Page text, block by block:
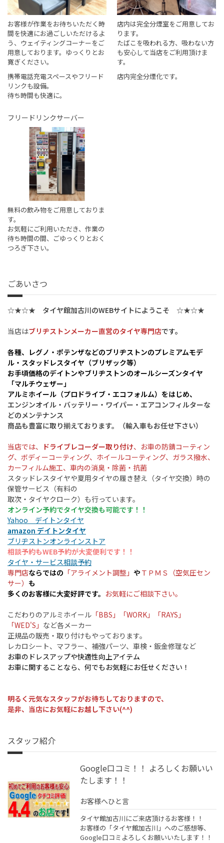
お客様が作業をお待ちいただく時
間を快適にお過ごしいただけるよ
う、ウェイティングコーナーをご
用意しております。ゆっくりとお
寛ぎください。
携帯電話充電スペースやフリード
リンクも設備。
待ち時間も快適に。
店内は完全分煙室をご用意してお
ります。
たばこを吸われる方、吸わない方
も安心して当店をご利用頂けま
す。
店内完全分煙化です。
フリードリンクサーバー
無料の飲み物をご用意しておりま
す。
お気軽にご利用いただき、作業の
待ち時間の間、ごゆっくりとおく
つろぎ下さい。
ごあいさつ
☆★☆★ タイヤ館加古川のWEBサイトにようこそ ☆★☆★
当店はブリヂストンメーカー直営のタイヤ専門店です。
各種、レグノ・ポテンザなどのブリヂストンのプレミアムモデ
ル・スタッドレスタイヤ（ブリザック等）
お手頃価格のデイトンやブリヂストンのオールシーズンタイヤ
「マルチウェザー」
アルミホイール（プロドライブ・エコフォルム）をはじめ、
エンジンオイル・バッテリー・ワイパー・エアコンフィルターな
どのメンテナンス
商品も豊富に取り揃えております。（輸入車もお任せ下さい）
当店では、 ドライブレコーダー取り付け、 お車の防錆コーティン
グ、ボディーコーティング、ホイールコーティング、ガラス撥水、
カーフィルム施工、車内の消臭・除菌・抗菌
スタッドレスタイヤや夏用タイヤの履き替え（タイヤ交換）時の
保管サービス（有料の
取次・タイヤクローク）も行っています。
オンライン予約でタイヤ交換も可能です！！
Yahoo デイトンタイヤ
amazon デイトンタイヤ
ブリヂストンオンラインストア
相談予約もWEB予約が大変便利です！！
タイヤ・サービス相談予約
専門店ならではの 「アライメント調整」 や ＴＰＭＳ（空気圧セン
サー） も
多くのお客様に大変好評です。 お気軽にご相談下さい。
こだわりのアルミホイール 「BBS」「WORK」「RAYS」
「WED'S」 など各メーカー
正規品の販売・取り付けもやっております。
レカロシート、マフラー、補強パーツ、車検・鈑金修理など
お車のドレスアップや快適性向上アイテム
お車に関することなら、何でもお気軽にお任せください！
明るく元気なスタッフがお待ちしておりますので、
是非、当店にお気軽にお越し下さい(^^)
スタッフ紹介
Google口コミ！！ よろしくお願いい
たします！！
お客様へひと言
タイヤ館加古川にご来店頂けるお客様！！
お客様の「タイヤ館加古川」へのご感想等、
Google口コミよろしくお願いいたします！！